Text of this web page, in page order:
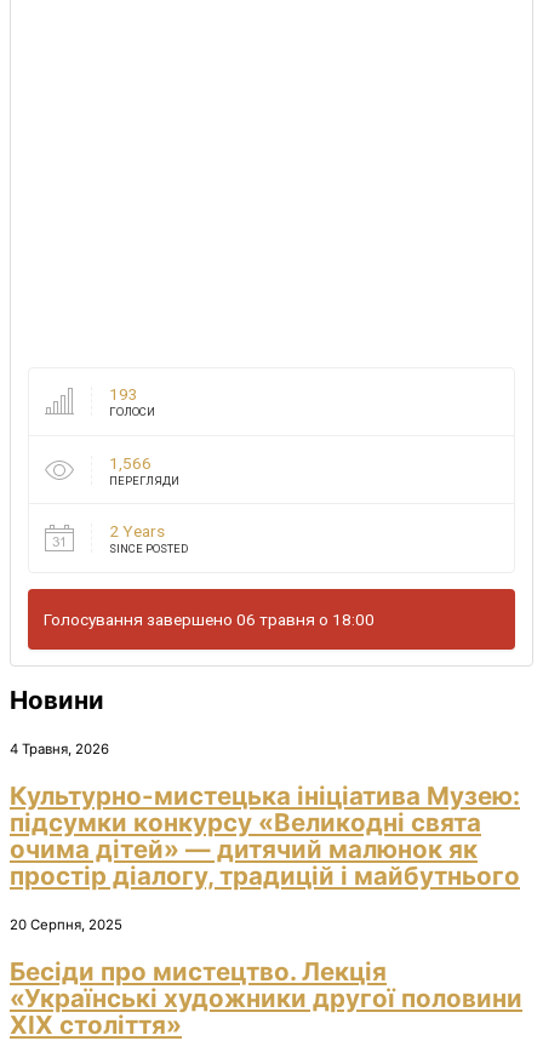
193
ГОЛОСИ
1,566
ПЕРЕГЛЯДИ
2 Years
SINCE POSTED
Голосування завершено 06 травня о 18:00
Новини
4 Травня, 2026
Культурно-мистецька ініціатива Музею:
підсумки конкурсу «Великодні свята
очима дітей» — дитячий малюнок як
простір діалогу, традицій і майбутнього
20 Серпня, 2025
Бесіди про мистецтво. Лекція
«Українські художники другої половини
ХІХ століття»